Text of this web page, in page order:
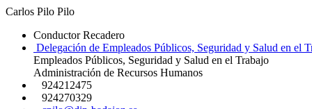
Carlos Pilo Pilo
Conductor Recadero
Delegación de Empleados Públicos, Seguridad y Salud en el
Empleados Públicos, Seguridad y Salud en el Trabajo
Administración de Recursos Humanos
924212475
924270329